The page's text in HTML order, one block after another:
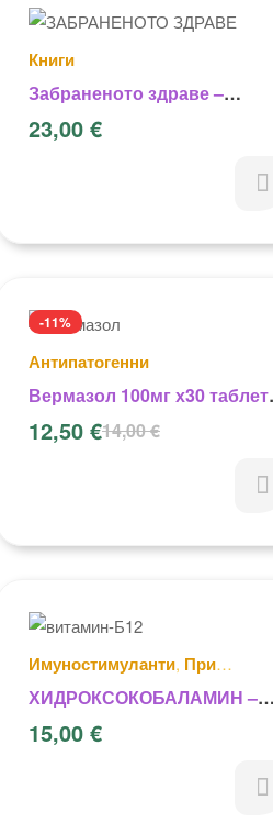
Книги
Забраненото здраве –
Андреас Калкер
23,00 €
-11%
Антипатогенни
Вермазол 100мг х30
Vermazol14,00€
12,50 €
Имуностимуланти, При
онкозаболявания
ХИДРОКСОКОБАЛАМИН –
ВИТАМИН Б-12 (АМПУЛИ)
15,00 €